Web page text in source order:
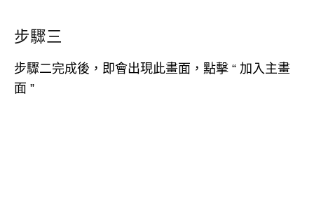
步驟三
步驟二完成後，即會出現此畫面，點擊 “ 加入主畫
面 ”